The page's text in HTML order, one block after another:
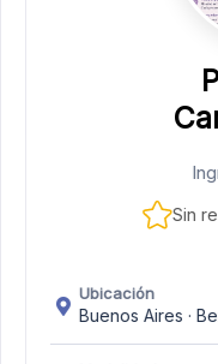
Sin
Ubicación
Buenos Aires ·